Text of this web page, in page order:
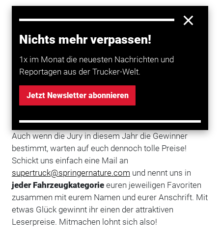
Nichts mehr verpassen!
1x im Monat die neuesten Nachrichten und
Reportagen aus der Trucker-Welt.
Jetzt Newsletter abonnieren
Das Warten hat ein Ende: Die Teilnehmer für die
Supertruck-Wahl 2019 stehen fest. Insgesamt haben
25 Kolleginnen und Kollegen ihr Fahrzeug in einer der
drei Kategorien„Workingtruck“,„Showtruck“
„Oldtimer“ins Rennen geschickt. Den Siegern in jeder
Kategorie winkt ein Wochenende beim
vom 19. bis 21. Juli 2019 am
Auch wenn die Jury in diesem Jahr die Gewinner
bestimmt, warten auf euch dennoch tolle Preise!
Schickt uns einfach eine Mail an
supertruck@springernature.com und nennt uns in
jeder Fahrzeugkategorieeuren jeweiligen Favoriten
zusammen mit eurem Namen und eurer Anschrift. Mit
etwas Glück gewinnt ihr einen der attraktiven
Leserpreise. Mitmachen lohnt sich also!